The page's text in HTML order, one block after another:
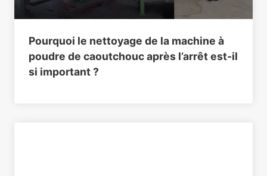
Pourquoi le nettoyage de la machine à
poudre de caoutchouc après l’arrêt est-il
si important ?